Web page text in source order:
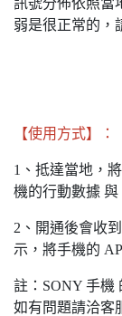
訊號分佈依照當
弱是很正常的，
【使用方式】：
1、抵達當地，
機的行動數據 與
2、開通後會收
示，將手機的
註：SONY 手機
如有問題請洽客